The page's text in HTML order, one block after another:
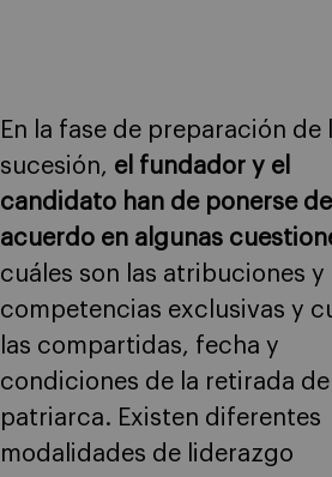
En la fase de preparación de
sucesión, el fundador y el
candidato han de ponerse de
acuerdo en algunas
cuáles son las atribuciones y
competencias exclusivas y
las compartidas, fecha y
condiciones de la retirada del
patriarca. Existen diferentes
modalidades de liderazgo